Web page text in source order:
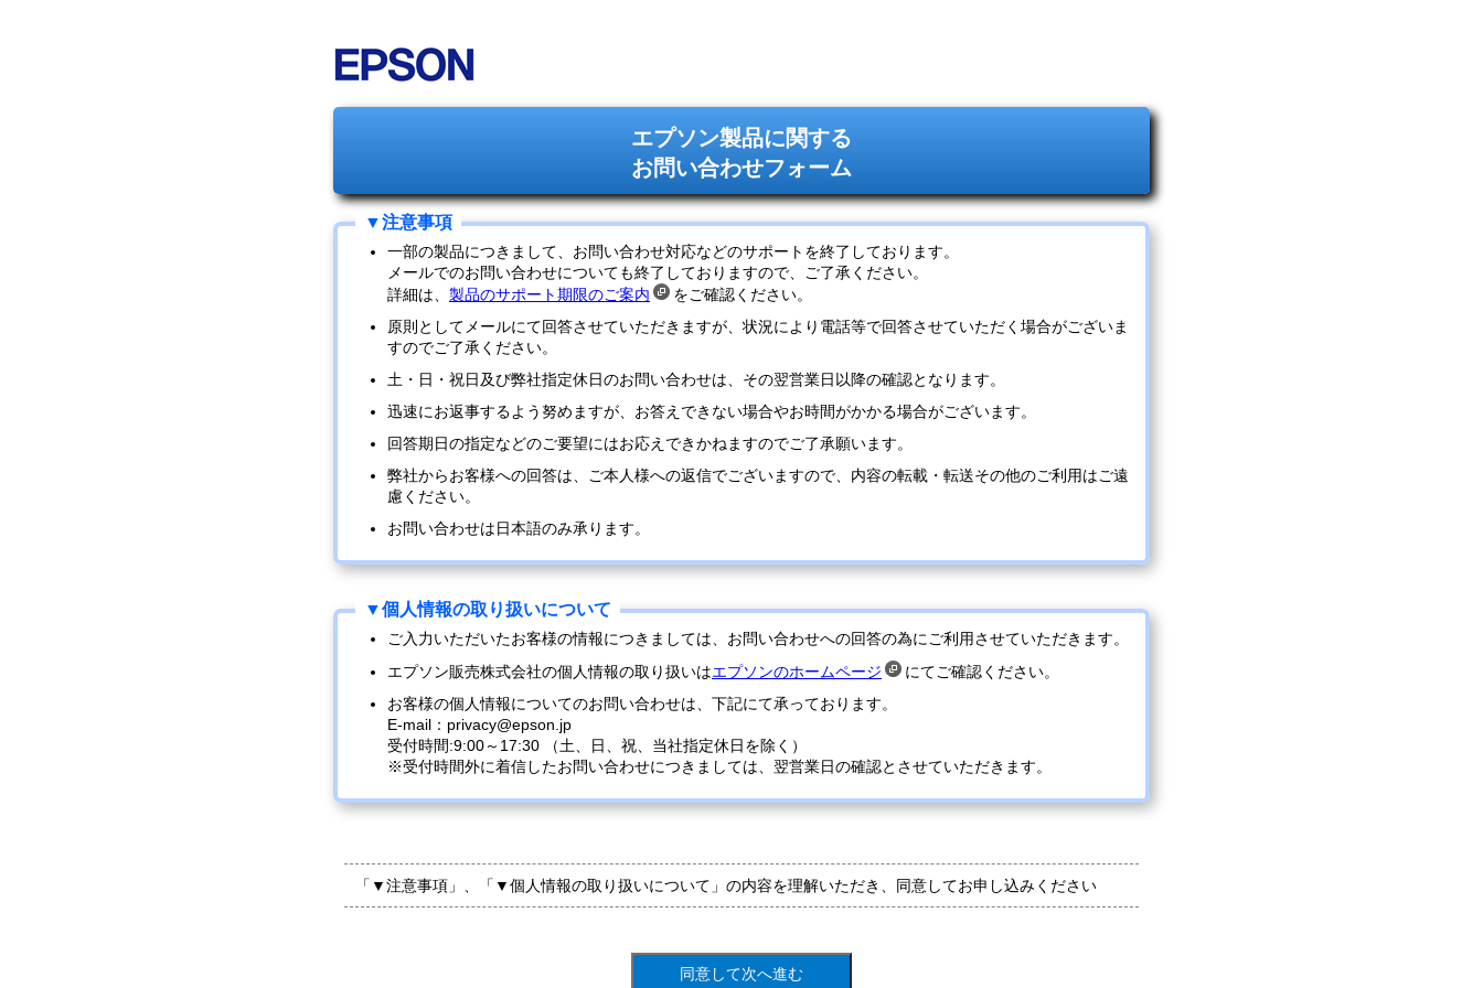
エプソン製品に関する
お問い合わせフォーム
一部の製品につきまして、お問い合わせ対応などのサポートを終了しております。
メールでのお問い合わせについても終了しておりますので、ご了承ください。
詳細は、 製品のサポート期限のご案内
をご確認ください。
原則としてメールにて回答させていただきますが、状況により電話等で回答させていただく場合がございま
すのでご了承ください。
土・日・祝日及び弊社指定休日のお問い合わせは、その翌営業日以降の確認となります。
迅速にお返事するよう努めますが、お答えできない場合やお時間がかかる場合がございます。
回答期日の指定などのご要望にはお応えできかねますのでご了承願います。
弊社からお客様への回答は、ご本人様への返信でございますので、内容の転載・転送その他のご利用はご遠
慮ください。
お問い合わせは日本語のみ承ります。
ご入力いただいたお客様の情報につきましては、お問い合わせへの回答の為にご利用させていただきます。
エプソン販売株式会社の個人情報の取り扱いはエプソンのホームページ
にてご確認ください。
お客様の個人情報についてのお問い合わせは、下記にて承っております。
E-mail：privacy@epson.jp
受付時間:9:00～17:30 （土、日、祝、当社指定休日を除く）
※受付時間外に着信したお問い合わせにつきましては、翌営業日の確認とさせていただきます。
「▼注意事項」、「▼個人情報の取り扱いについて」の内容を理解いただき、同意してお申し込みください